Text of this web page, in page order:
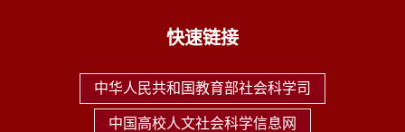
快速链接
中华人民共和国教育部社会科学司
中国高校人文社会科学信息网